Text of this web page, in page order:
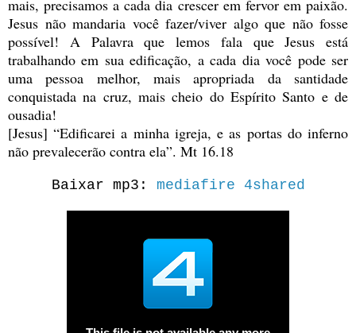
mais, precisamos a cada dia crescer em fervor em paixão.
Jesus não mandaria você fazer/viver algo que não fosse
possível! A Palavra que lemos fala que Jesus está
trabalhando em sua edificação, a cada dia você pode ser
uma pessoa melhor, mais apropriada da santidade
conquistada na cruz, mais cheio do Espírito Santo e de
ousadia!
[Jesus] “Edificarei a minha igreja, e as portas do inferno
não prevalecerão contra ela”. Mt 16.18
Baixar mp3: mediafire 4shared